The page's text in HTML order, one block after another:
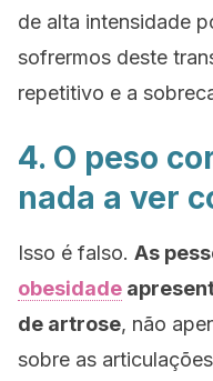
de alta intensidade
sofrermos deste
repetitivo e a
4. O peso
nada a ver
Isso é falso. As
obesidade
de artrose, não
sobre as